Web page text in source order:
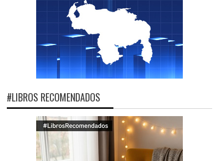
#LIBROS RECOMENDADOS